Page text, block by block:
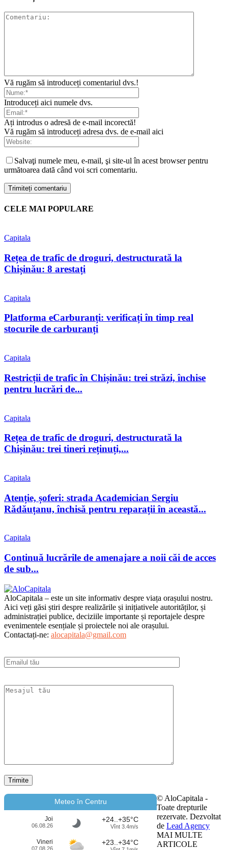
Vă rugăm să introduceți comentariul dvs.!
Introduceți aici numele dvs.
Ați introdus o adresă de e-mail incorectă!
Vă rugăm să introduceți adresa dvs. de e-mail aici
Salvaţi numele meu, e-mail, şi site-ul în acest browser pentru
următoarea dată când voi scri comentariu.
CELE MAI POPULARE
Capitala
Rețea de trafic de droguri, destructurată la
Chișinău: 8 arestați
Capitala
Platforma eCarburanți: verificați în timp real
stocurile de carburanți
Capitala
Restricții de trafic în Chișinău: trei străzi, închise
pentru lucrări de...
Capitala
Rețea de trafic de droguri, destructurată la
Chișinău: trei tineri reținuți,...
Capitala
Atenție, șoferi: strada Academician Sergiu
Rădăuțanu, închisă pentru reparații în această...
Capitala
Continuă lucrările de amenajare a noii căi de acces
de sub...
AloCapitala – este un site informativ despre viața orașului nostru.
Aici veți găsi știri despre realizările și inițiativele autorităților, și
administrației publice, deciziile importante și reportajele despre
evenimentele esențiale și proiectele noi ale orașului.
Contactați-ne: alocapitala@gmail.com
Meteo în Centru
Joi
06.08.26
+24..+35°C
Vînt 3.4m/s
Vineri
07.08.26
+23..+34°C
© AloCapitala -
Toate drepturile
rezervate. Dezvoltat
de Lead Agency
MAI MULTE
ARTICOLE